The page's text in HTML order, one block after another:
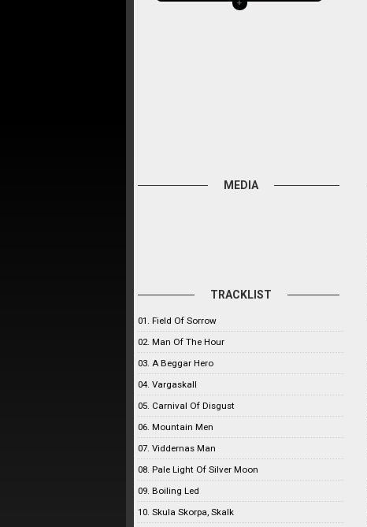
+
MEDIA
TRACKLIST
01. Field Of Sorrow
02. Man Of The Hour
03. A Beggar Hero
04. Vargaskall
05. Carnival Of Disgust
06. Mountain Men
07. Viddernas Man
08. Pale Light Of Silver Moon
09. Boiling Led
10. Skula Skorpa, Skalk